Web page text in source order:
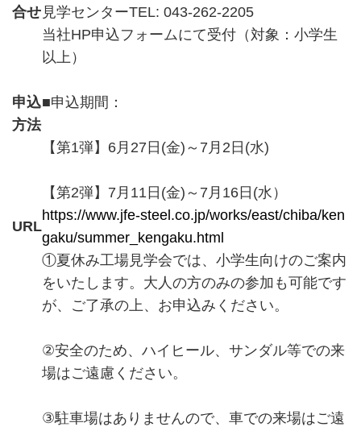
合せ 見学センターTEL: 043-262-2205
申込
方法
当社HP申込フォームにて受付（対象：小学生
以上）
■申込期間：
【第1弾】6月27日(金)～7月2日(水)
【第2弾】7月11日(金)～7月16日(水）
URL
https://www.jfe-steel.co.jp/works/east/chiba/ken
gaku/summer_kengaku.html
①夏休み工場見学会では、小学生向けのご案内
をいたします。大人の方のみの参加も可能です
が、ご了承の上、お申込みください。
②安全のため、ハイヒール、サンダル等での来
場はご遠慮ください。
③駐車場はありませんので、車での来場はご遠